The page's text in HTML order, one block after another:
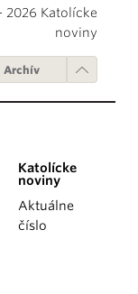
2026 Katolícke
noviny
Archív
Katolícke
noviny
Aktuálne
číslo